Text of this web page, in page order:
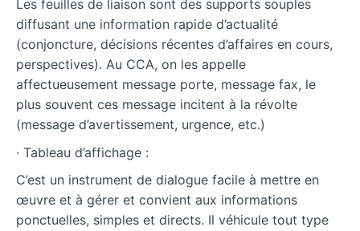
Les feuilles de liaison sont des supports souples
diffusant une information rapide d’actualité
(conjoncture, décisions récentes d’affaires en cours,
perspectives). Au CCA, on les appelle
affectueusement message porte, message fax, le
plus souvent ces message incitent à la révolte
(message d’avertissement, urgence, etc.)
∙ Tableau d’affichage :
C’est un instrument de dialogue facile à mettre en
œuvre et à gérer et convient aux informations
ponctuelles, simples et directs. Il véhicule tout type